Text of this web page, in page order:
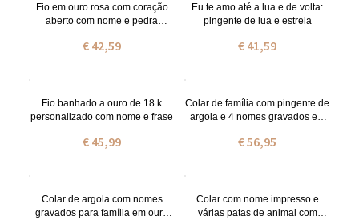
Fio em ouro rosa com coração
aberto com nome e pedra
€ 42,59
Eu te amo até a lua e de volta:
pingente de lua e estrela
€ 41,59
Fio banhado a ouro de 18 k
personalizado com nome e frase
€ 45,99
Colar de família com pingente de
argola e 4 nomes gravados em
€ 56,95
Colar de argola com nomes
gravados para família em ouro
Colar com nome impresso e
várias patas de animal com